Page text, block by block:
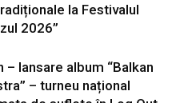
la Festivalul
2026”
– lansare album “Balkan
– turneu național